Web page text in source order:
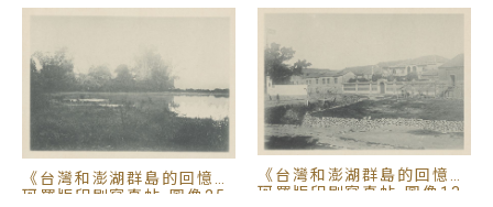
《台灣和澎湖群島的回憶》
珂羅版印刷寫真帖-圖像25
《台灣和澎湖群島的回憶》
珂羅版印刷寫真帖-圖像13